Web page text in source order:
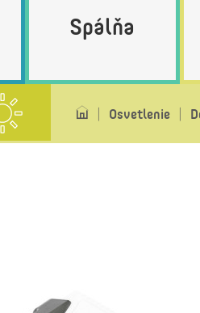
Spálňa
Osvetlenie